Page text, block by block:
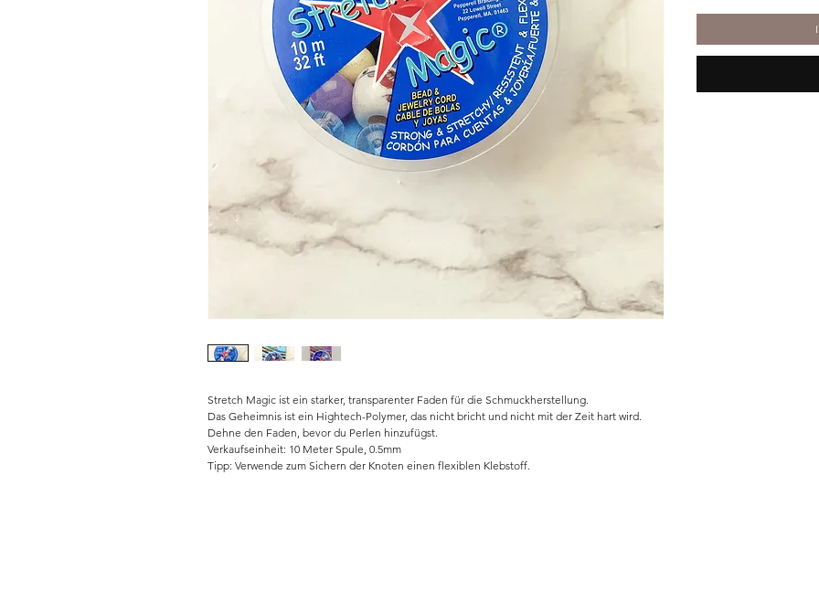
Stretch Magic ist ein starker, transparenter Faden für die Schmuckherstellung.
Das Geheimnis ist ein Hightech-Polymer, das nicht bricht und nicht mit der Zeit hart wird.
Dehne den Faden, bevor du Perlen hinzufügst.
Verkaufseinheit: 10 Meter Spule, 0.5mm
Tipp: Verwende zum Sichern der Knoten einen flexiblen Klebstoff.